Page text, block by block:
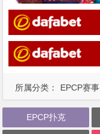
所属分类： EPCP赛
EPCP扑克